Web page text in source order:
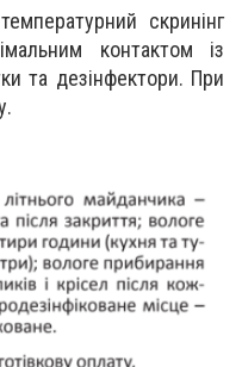
скринінг
контактом із
та дезінфектори. При